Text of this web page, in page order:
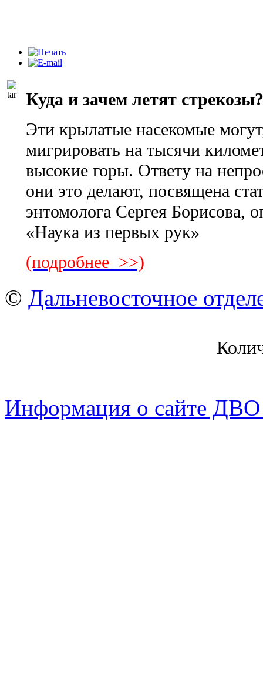
Куда и зачем летят стрекозы?
Эти крылатые насекомые
мигрировать на тысячи
высокие горы. Ответу на
они это делают, посвящена
энтомолога Сергея Борисова,
«Наука из первых рук»
(подробнее >>)
© Дальневосточное
Информация о сайте